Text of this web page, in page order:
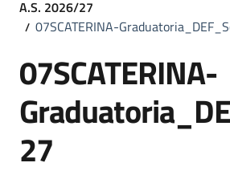
A.S. 2026/27
07SCATERINA-
07SCATERINA-
27